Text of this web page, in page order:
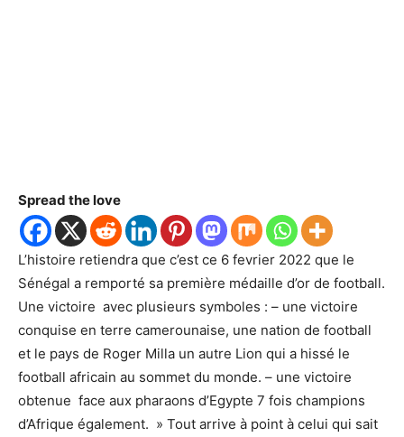
Spread the love
L’histoire retiendra que c’est ce 6 fevrier 2022 que le
Sénégal a remporté sa première médaille d’or de football.
Une victoire avec plusieurs symboles : – une victoire
conquise en terre camerounaise, une nation de football
et le pays de Roger Milla un autre Lion qui a hissé le
football africain au sommet du monde. – une victoire
obtenue face aux pharaons d’Egypte 7 fois champions
d’Afrique également. » Tout arrive à point à celui qui sait